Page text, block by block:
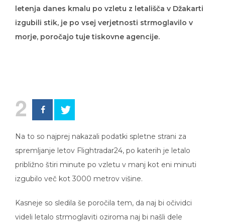
letenja danes kmalu po vzletu z letališča v Džakarti
izgubili stik, je po vsej verjetnosti strmoglavilo v
morje, poročajo tuje tiskovne agencije.
2
Na to so najprej nakazali podatki spletne strani za
spremljanje letov Flightradar24, po katerih je letalo
približno štiri minute po vzletu v manj kot eni minuti
izgubilo več kot 3000 metrov višine.
Kasneje so sledila še poročila tem, da naj bi očividci
videli letalo strmoglaviti oziroma naj bi našli dele